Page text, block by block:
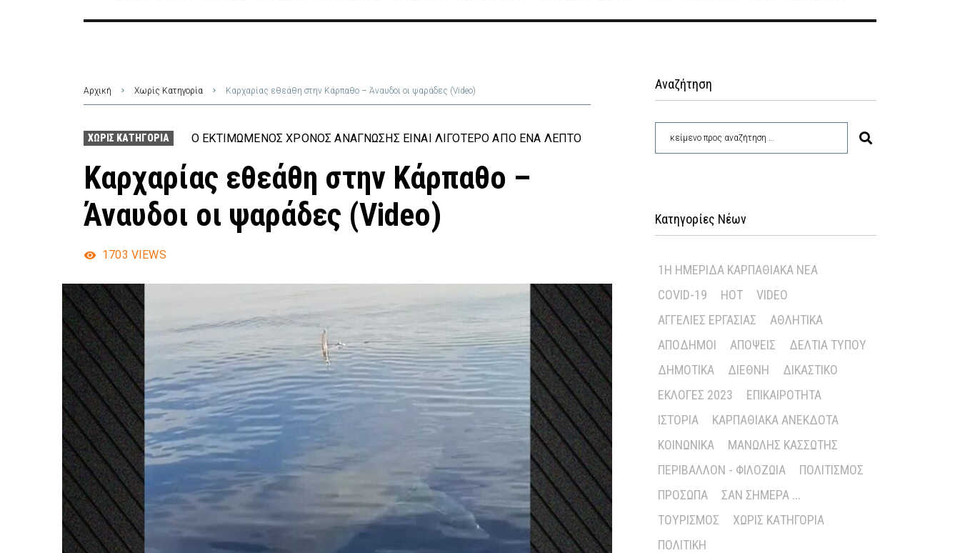
Αρχική Χωρίς Κατηγορία Καρχαρίας εθεάθη στην Κάρπαθο – Άναυδοι οι ψαράδες (Video)
ΧΩΡΊΣ ΚΑΤΗΓΟΡΊΑ Ο ΕΚΤΙΜΏΜΕΝΟΣ ΧΡΌΝΟΣ ΑΝΆΓΝΩΣΗΣ ΕΊΝΑΙ ΛΙΓΌΤΕΡΟ ΑΠΌ ΈΝΑ ΛΕΠΤΌ
Καρχαρίας εθεάθη στην Κάρπαθο –
Άναυδοι οι ψαράδες (Video)
1703 VIEWS
Αναζήτηση
Κατηγορίες Νέων
1Η ΗΜΕΡΊΔΑ ΚΑΡΠΑΘΙΑΚΆ ΝΈΑ
COVID-19
HOT
VIDEO
ΑΓΓΕΛΊΕΣ ΕΡΓΑΣΊΑΣ
ΑΘΛΗΤΙΚΆ
ΑΠΌΔΗΜΟΙ
ΑΠΌΨΕΙΣ
ΔΕΛΤΊΑ ΤΎΠΟΥ
ΔΗΜΟΤΙΚΆ
ΔΙΕΘΝΉ
ΔΙΚΑΣΤΙΚΌ
ΕΚΛΟΓΈΣ 2023
ΕΠΙΚΑΙΡΌΤΗΤΑ
ΙΣΤΟΡΊΑ
ΚΑΡΠΑΘΙΑΚΆ ΑΝΈΚΔΟΤΑ
ΚΟΙΝΩΝΙΚΆ
ΜΑΝΏΛΗΣ ΚΑΣΣΏΤΗΣ
ΠΕΡΙΒΆΛΛΟΝ - ΦΙΛΟΖΩΊΑ
ΠΟΛΙΤΙΣΜΌΣ
ΠΡΌΣΩΠΑ
ΣΑΝ ΣΉΜΕΡΑ ...
ΤΟΥΡΙΣΜΌΣ
ΧΩΡΊΣ ΚΑΤΗΓΟΡΊΑ
ΠΟΛΙΤΙΚΉ